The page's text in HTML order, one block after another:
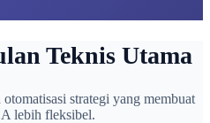
Teknis Utama
strategi yang membuat
lebih fleksibel.